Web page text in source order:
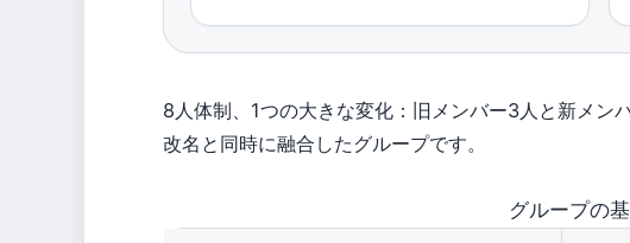
8人体制、1つの大きな変化：旧メンバー3人と新メン
改名と同時に融合したグループです。
グループの